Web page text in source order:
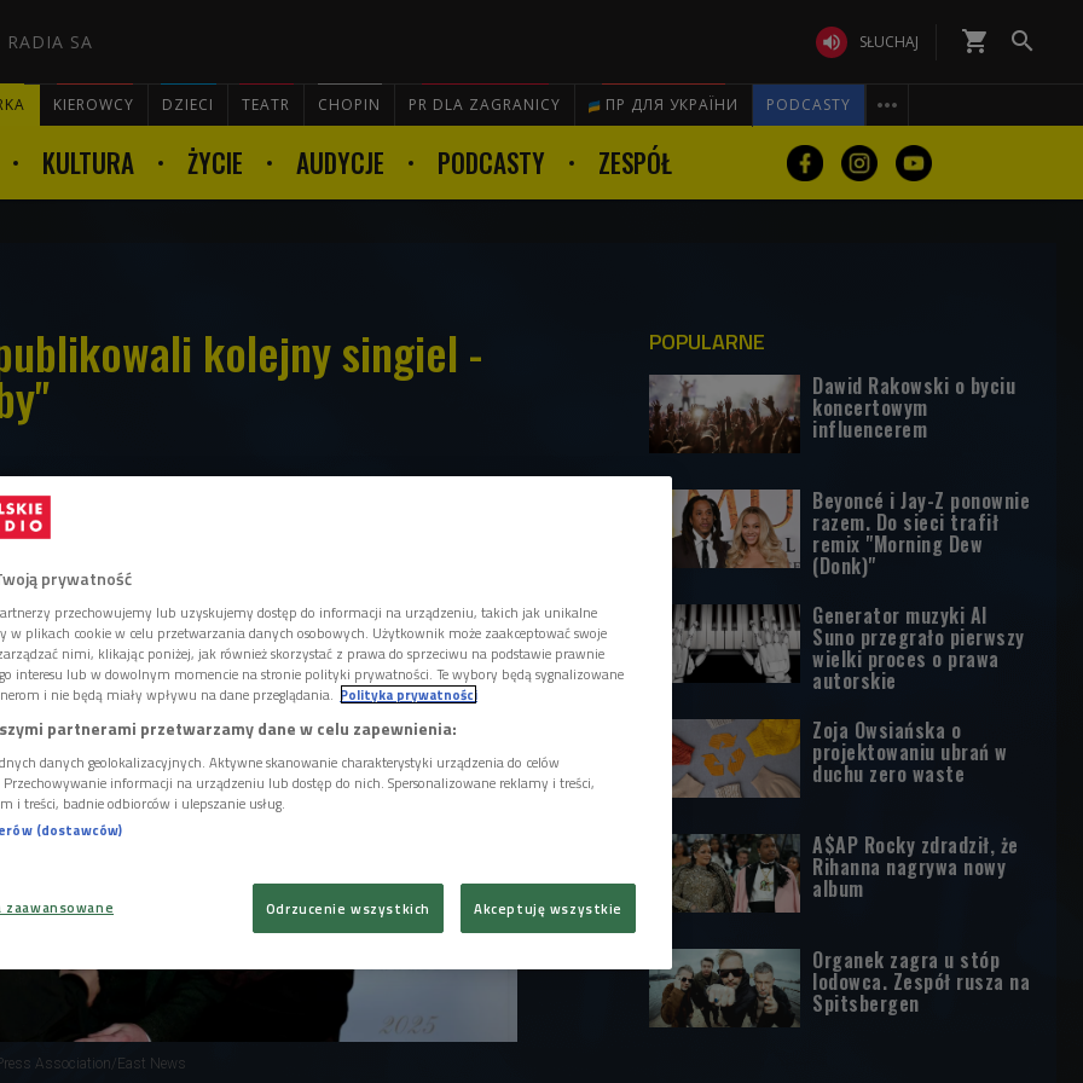
RADIA SA  SŁUCHAJ shopping_cart 
KIEROWCY DZIECI TEATR CHOPIN PR DLA ZAGRANICY ПР ДЛЯ УКРАЇНИ PODCASTY 

KULTURA ŻYCIE AUDYCJE PODCASTY ZESPÓŁ
kolejny singiel -
ich nadchodzącej płyty "FENIAN",
Utwór przynosi wyraźną zmianę tonu -
pojawia się refleksja, wsparta
Kae Tempest.
Association/East News
POPULARNE
Dawid Rakowski o byciu
koncertowym
influencerem
Beyoncé i Jay-Z ponownie
razem. Do sieci trafił
remix "Morning Dew
(Donk)"
Generator muzyki AI
Suno przegrało pierwszy
wielki proces o prawa
autorskie
Zoja Owsiańska o
projektowaniu ubrań w
duchu zero waste
A$AP Rocky zdradził, że
Rihanna nagrywa nowy
album
Organek zagra u stóp
lodowca. Zespół rusza na
Spitsbergen
prywatność
przechowujemy lub uzyskujemy dostęp do informacji na urządzeniu, takich jak unikalne
w plikach cookie w celu przetwarzania danych osobowych. Użytkownik może zaakceptować swoje
nimi, klikając poniżej, jak również skorzystać z prawa do sprzeciwu na podstawie prawnie
interesu lub w dowolnym momencie na stronie polityki prywatności. Te wybory będą sygnalizowane
i nie będą miały wpływu na dane przeglądania. Polityka prywatności
partnerami przetwarzamy dane w celu zapewnienia:
danych geolokalizacyjnych. Aktywne skanowanie charakterystyki urządzenia do celów
informacji na urządzeniu lub dostęp do nich. Spersonalizowane reklamy i treści,
i treści, badnie odbiorców i ulepszanie usług.
(dostawców)
Odrzucenie wszystkich Akceptuję wszystkie